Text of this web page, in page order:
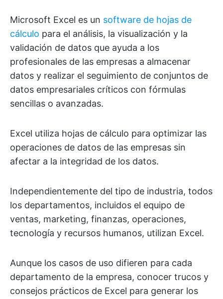
Microsoft Excel es un software de hojas de
cálculo para el análisis, la visualización y la
validación de datos que ayuda a los
profesionales de las empresas a almacenar
datos y realizar el seguimiento de conjuntos de
datos empresariales críticos con fórmulas
sencillas o avanzadas.
Excel utiliza hojas de cálculo para optimizar las
operaciones de datos de las empresas sin
afectar a la integridad de los datos.
Independientemente del tipo de industria, todos
los departamentos, incluidos el equipo de
ventas, marketing, finanzas, operaciones,
tecnología y recursos humanos, utilizan Excel.
Aunque los casos de uso difieren para cada
departamento de la empresa, conocer trucos y
consejos prácticos de Excel para generar los